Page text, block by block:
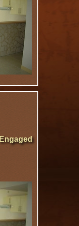
Engaged